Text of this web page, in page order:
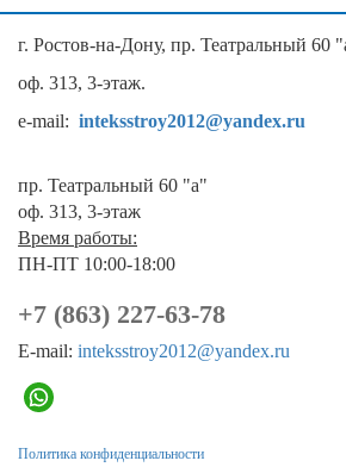
г. Ростов-на-Дону, пр. Театральный 60
оф. 313, 3-этаж.
e-mail: inteksstroy2012@yandex.ru
пр. Театральный 60 "а"
оф. 313, 3-этаж
Время работы:
ПН-ПТ 10:00-18:00
+7 (863) 227-63-78
E-mail: inteksstroy2012@yandex.ru
Политика конфиденциальности